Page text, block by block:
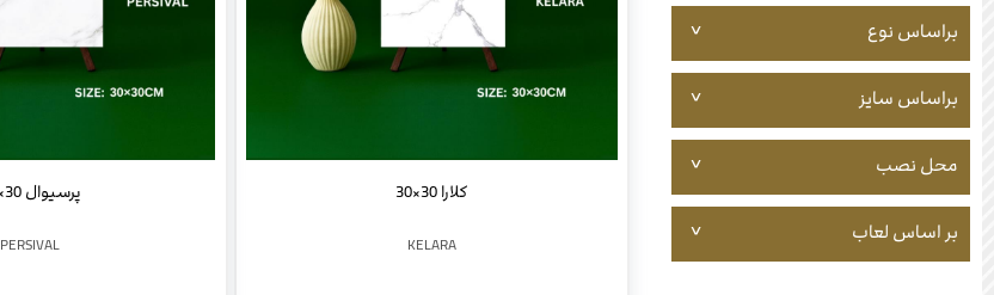
براساس نوع
براساس سایز
محل نصب
بر اساس لعاب
کلارا 30×30
KELARA
پرسیوال 30×30
PERSIVAL